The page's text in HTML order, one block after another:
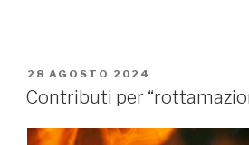
PUBBLICATO
IL
28 AGOSTO 2024
Contributi per